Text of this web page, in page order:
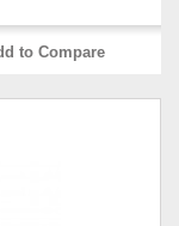
to Compare